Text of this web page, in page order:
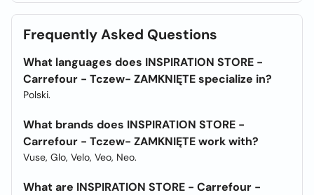
Frequently Asked Questions
What languages does INSPIRATION STORE -
Carrefour - Tczew- ZAMKNIĘTE specialize in?
Polski.
What brands does INSPIRATION STORE -
Carrefour - Tczew- ZAMKNIĘTE work with?
Vuse, Glo, Velo, Veo, Neo.
What are INSPIRATION STORE - Carrefour -